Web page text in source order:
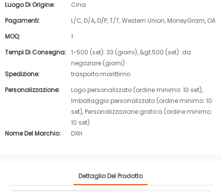
Luogo Di Origine:
Cina
Pagamenti:
L/C, D/A, D/P, T/T, Western Union, MoneyGram, OA
MOQ:
1
Tempi Di Consegna: 1-500 (set): 33 (giorni), &gt;500 (set): da
negoziare (giorni)
Spedizione:
trasporto marittimo
Personalizzazione:
Logo personalizzato (ordine minimo: 10 set),
Imballaggio personalizzato (ordine minimo: 10
set), Personalizzazione grafica (ordine minimo:
10 set)
Nome Del Marchio:
DXH
Dettaglio Del Prodotto